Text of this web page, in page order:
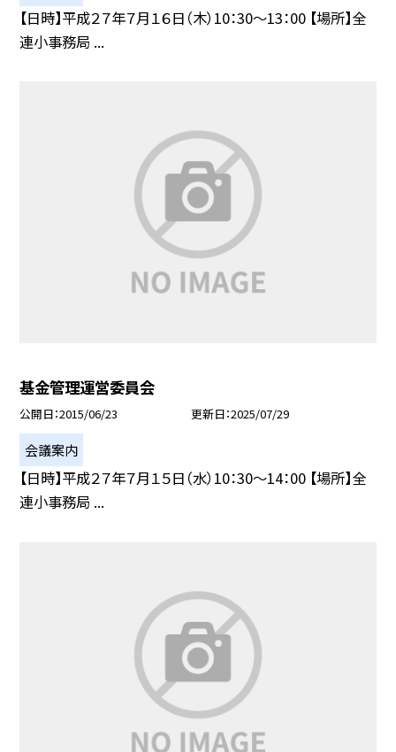
【日時】平成２７年７月１６日（木）10：30〜13：00 【場所】全
連小事務局 ...
基金管理運営委員会
公開日 2015/06/23 更新日 2025/07/29
会議案内
【日時】平成２７年７月１５日（水）10：30〜14：00 【場所】全
連小事務局 ...